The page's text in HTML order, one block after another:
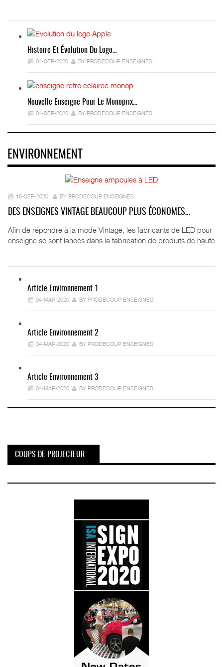
Histoire Et Évolution Du Logo…
04-SEP-2020 BY PRODECOUP ENSEIGNES
Nouvelle Enseigne Pour Le Monoprix…
04-SEP-2020 BY PRODECOUP ENSEIGNES
ENVIRONNEMENT
15-SEP-2020 BY PRODECOUP ENSEIGNES
DES ENSEIGNES VINTAGE BEAUCOUP PLUS ÉCONOMES…
Afin de répondre à la mode Vintage, les fabricants de LED pour
enseigne se sont lancés dans la fabrication de produits de haute
Article Environnement 1
04-MAR-2020 BY PRODECOUP ENSEIGNES
Article Environnement 2
04-MAR-2020 BY PRODECOUP ENSEIGNES
Article Environnement 3
04-MAR-2020 BY PRODECOUP ENSEIGNES
COUPS DE PROJECTEUR